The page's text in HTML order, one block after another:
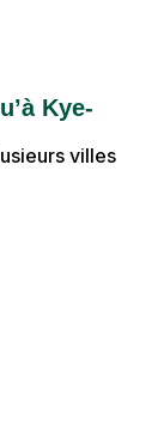
Kye-
villes